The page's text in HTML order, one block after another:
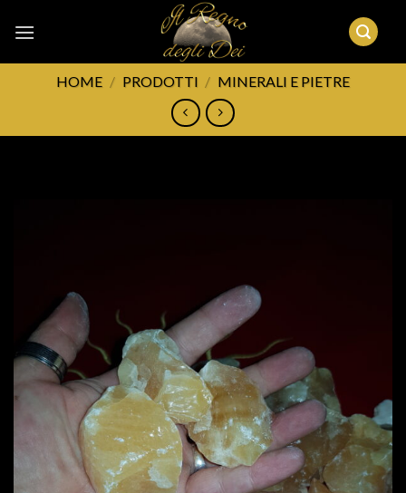
HOME / PRODOTTI / MINERALI E PIETRE